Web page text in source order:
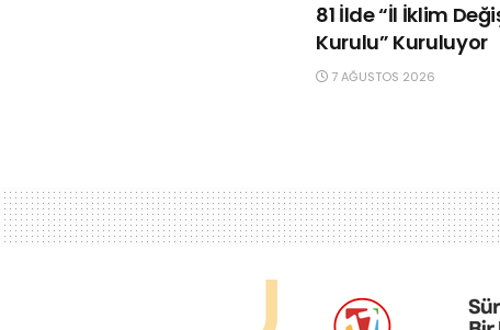
81 İlde “İl İklim
Kurulu” Kuruluyor
7 AĞUSTOS 2026